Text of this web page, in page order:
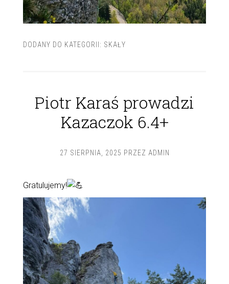
DODANY DO KATEGORII: SKAŁY
Piotr Karaś prowadzi
Kazaczok 6.4+
27 SIERPNIA, 2025 PRZEZ ADMIN
Gratulujemy!